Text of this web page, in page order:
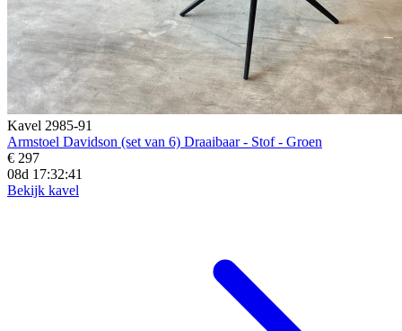
Kavel 2985-91
Armstoel Davidson (set van 6) Draaibaar - Stof - Groen
€ 297
08d 17:32:39
Bekijk kavel